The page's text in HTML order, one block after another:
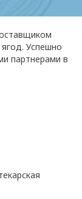
Успешно
партнерами в